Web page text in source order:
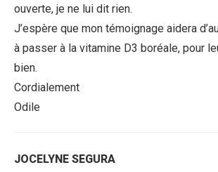
ouverte, je ne lui dit rien.
J’espère que mon témoignage aidera
à passer à la vitamine D3 boréale, pour
bien.
Cordialement
Odile
JOCELYNE SEGURA